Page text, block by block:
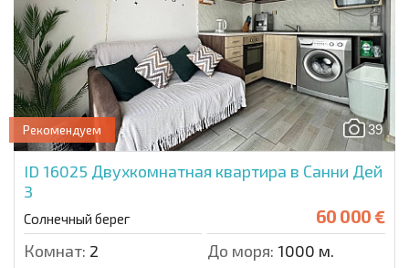
39
Рекомендуем
ID 16025 Двухкомнатная квартира в Санни Дей
3
Солнечный берег 60 000 €
Комнат: 2 До моря: 1000 м.